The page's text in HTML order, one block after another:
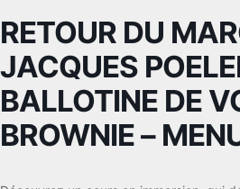
RETOUR DU
JACQUES
BALLOTINE DE
BROWNIE –